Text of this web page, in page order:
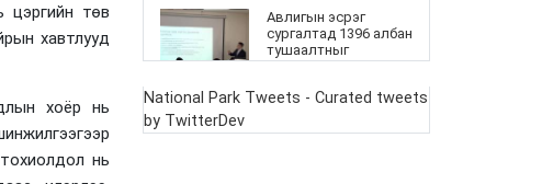
цэргийн төв
хавтлууд
хоёр нь
нь
Авлигын эсрэг
сургалтад 1396 албан
тушаалтныг
хамруулав
1 сарын өмнө
National Park Tweets - Curated tweets
by TwitterDev